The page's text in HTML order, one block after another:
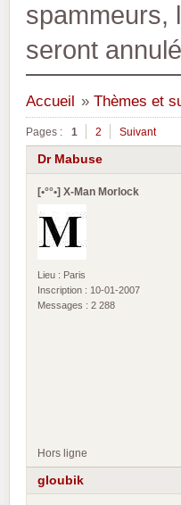
spammeurs,
seront
Accueil » Thèmes et
Pages : 1 2 Suivant
Dr Mabuse
[•°°•] X-Man Morlock
Lieu : Paris
Inscription : 10-01-2007
Messages : 2 288
Hors ligne
gloubik